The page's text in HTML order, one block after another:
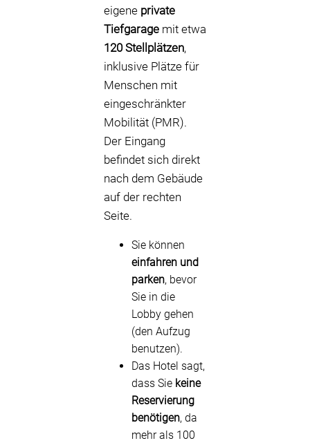
eigene private
Tiefgarage mit etwa
120 Stellplätzen,
inklusive Plätze für
Menschen mit
eingeschränkter
Mobilität (PMR).
Der Eingang
befindet sich direkt
nach dem Gebäude
auf der rechten
Seite.
Sie können
einfahren und
parken, bevor
Sie in die
Lobby gehen
(den Aufzug
benutzen).
Das Hotel sagt,
dass Sie keine
Reservierung
benötigen, da
mehr als 100